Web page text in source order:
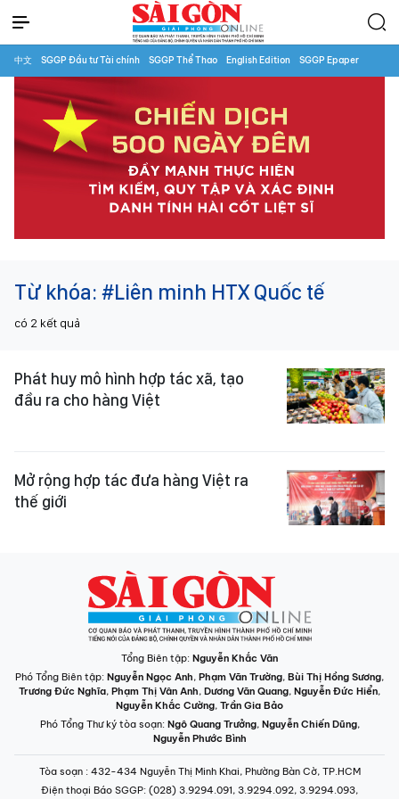
中文 SGGP Đầu tư Tài chính SGGP Thể Thao English Edition SGGP Epaper
Từ khóa: #Liên minh HTX Quốc tế
có 2 kết quả
Phát huy mô hình hợp tác xã, tạo
đầu ra cho hàng Việt
Mở rộng hợp tác đưa hàng Việt ra
thế giới
Tổng Biên tập: Nguyễn Khắc Văn
Phó Tổng Biên tập: Nguyễn Ngọc Anh, Phạm Văn Trường, Bùi Thị Hồng Sương,
Trương Đức Nghĩa, Phạm Thị Vân Anh, Dương Văn Quang, Nguyễn Đức Hiển,
Nguyễn Khắc Cường, Trần Gia Bảo
Phó Tổng Thư ký tòa soạn: Ngô Quang Trưởng, Nguyễn Chiến Dũng,
Nguyễn Phước Bình
Tòa soạn : 432-434 Nguyễn Thị Minh Khai, Phường Bàn Cờ, TP.HCM
Điện thoại Báo SGGP: (028) 3.9294.091, 3.9294.092, 3.9294.093,